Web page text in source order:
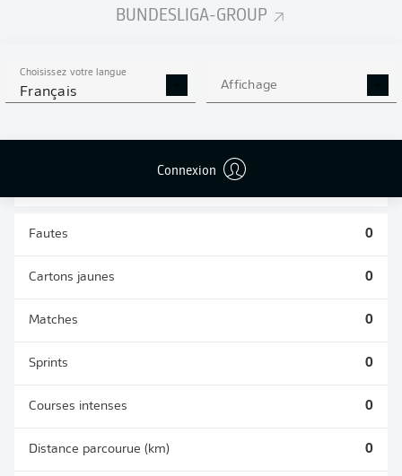
BUNDESLIGA-GROUP
Choisissez votre langue
Français Affichage
Connexion
STATS DE LA SAISON
2026/2027
0 0
Fautes 0
Cartons jaunes 0
Matches 0
Sprints 0
Courses intenses 0
Distance parcourue (km) 0